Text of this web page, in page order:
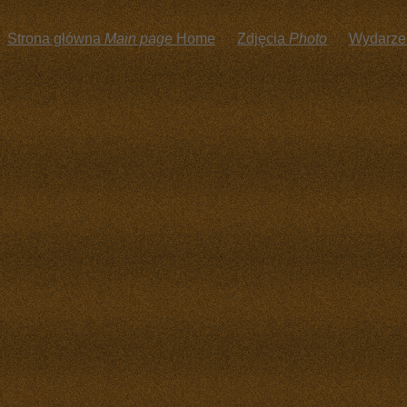
Strona głównaMain pageHome ZdjęciaPhoto